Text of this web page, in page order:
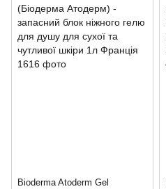
Bioderma Atoderm Gel